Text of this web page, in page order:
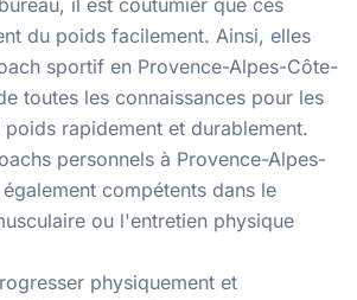
il est coutumier que ces
du poids facilement. Ainsi, elles
sportif en Provence-Alpes-Côte-
toutes les connaissances pour les
rapidement et durablement.
personnels à Provence-Alpes-
compétents dans le
ou l'entretien physique
physiquement et